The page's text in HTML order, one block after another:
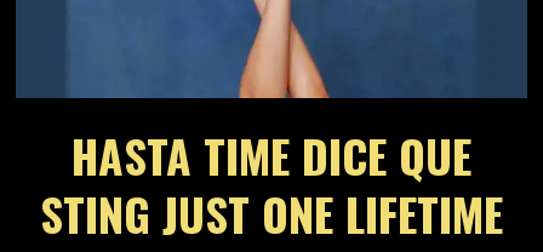
HASTA TIME DICE QUE
STING JUST ONE LIFETIME